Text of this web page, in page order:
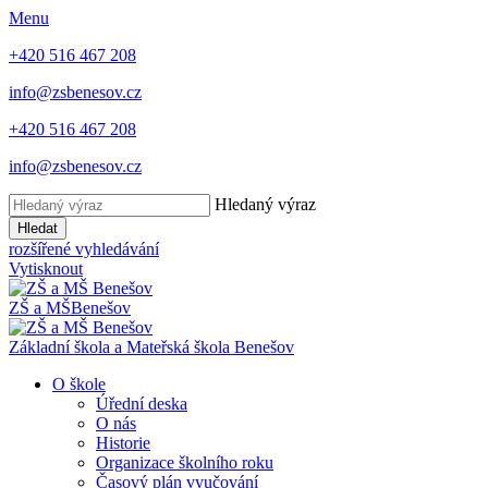
Menu
+420 516 467 208
info@zsbenesov.cz
+420 516 467 208
info@zsbenesov.cz
Hledaný výraz
Hledat
rozšířené vyhledávání
Vytisknout
ZŠ a MŠBenešov
Základní škola a Mateřská škola Benešov
O škole
Úřední deska
O nás
Historie
Organizace školního roku
Časový plán vyučování